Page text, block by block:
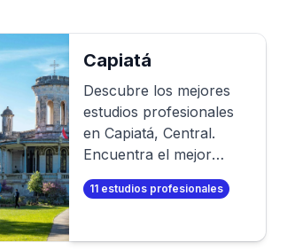
Capiatá
Descubre los mejores
estudios profesionales
en Capiatá, Central.
Encuentra el mejor
fotógrafo para tu sesión
de fotos profesional. O
propias fotos
11 estudios profesionales